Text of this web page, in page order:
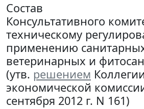
Состав
Консультативного
техническому
применению
ветеринарных и
(утв. решением
экономической
сентября 2012 г. N 161)